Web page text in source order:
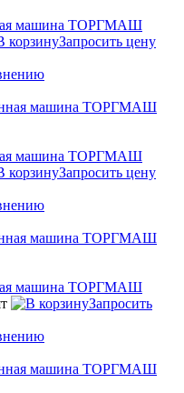
машина ТОРГМАШ
Запросить цену
машина ТОРГМАШ
Запросить цену
машина ТОРГМАШ
Запросить